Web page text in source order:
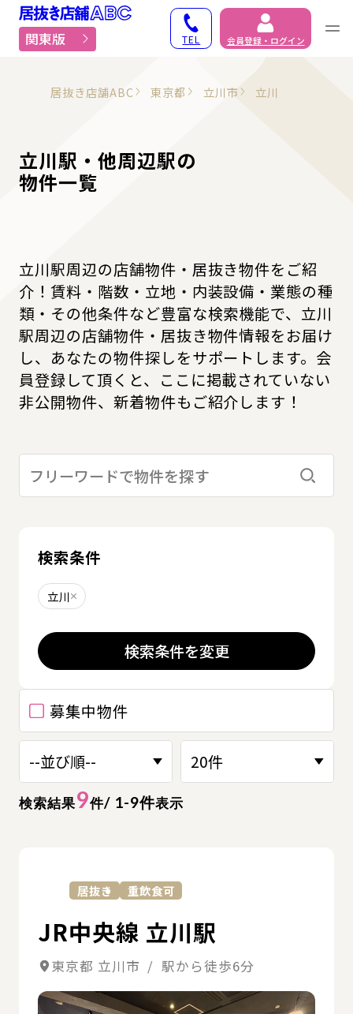
居抜き物件・貸店舗で
関東版 TEL 会員登録・ログイン
居抜き店舗ABC 東京都 立川市 立川
立川駅・他周辺駅の
物件一覧
立川駅周辺の店舗物件・居抜き物件をご紹
介！賃料・階数・立地・内装設備・業態の種
類・その他条件など豊富な検索機能で、立川
駅周辺の店舗物件・居抜き物件情報をお届け
し、あなたの物件探しをサポートします。会
員登録して頂くと、ここに掲載されていない
非公開物件、新着物件もご紹介します！
検索結果9件/ 1-9件表示
募集中物件
居抜き 重飲食可
JR中央線 立川駅
東京都 立川市 / 駅から徒歩6分
検索す
検索条件
立川 削除する
検索条件を変更